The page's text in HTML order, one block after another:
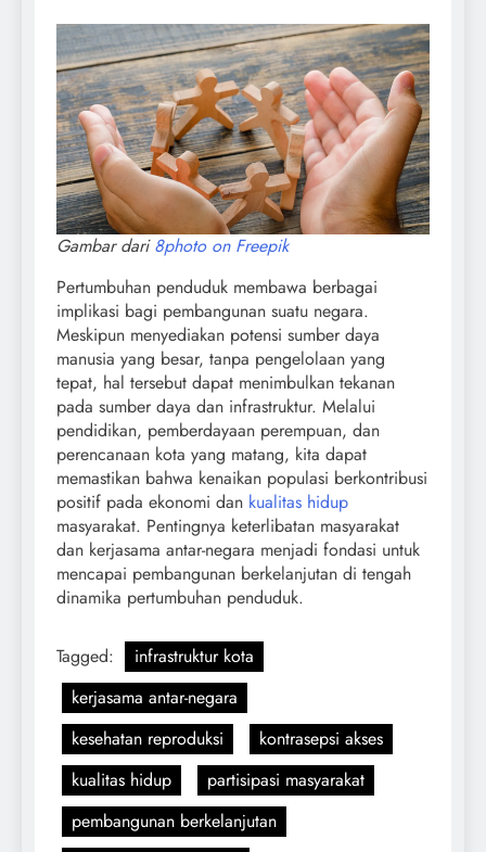
Gambar dari8photo on Freepik
Pertumbuhan penduduk membawa berbagai
implikasi bagi pembangunan suatu negara.
Meskipun menyediakan potensi sumber daya
manusia yang besar, tanpa pengelolaan yang
tepat, hal tersebut dapat menimbulkan tekanan
pada sumber daya dan infrastruktur. Melalui
pendidikan, pemberdayaan perempuan, dan
perencanaan kota yang matang, kita dapat
memastikan bahwa kenaikan populasi berkontribusi
positif pada ekonomi dan kualitas hidup
masyarakat. Pentingnya keterlibatan masyarakat
dan kerjasama antar-negara menjadi fondasi untuk
mencapai pembangunan berkelanjutan di tengah
dinamika pertumbuhan penduduk.
Tagged:
infrastruktur kota
kerjasama antar-negara
kesehatan reproduksi
kontrasepsi akses
kualitas hidup
partisipasi masyarakat
pembangunan berkelanjutan